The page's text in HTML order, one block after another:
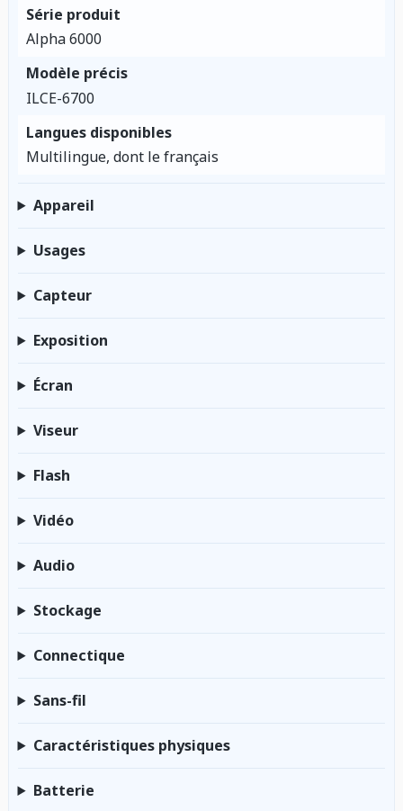
Série produit
Alpha 6000
Modèle précis
ILCE-6700
Langues disponibles
Multilingue, dont le français
Appareil
Usages
Capteur
Exposition
Écran
Viseur
Flash
Vidéo
Audio
Stockage
Connectique
Sans-fil
Caractéristiques physiques
Batterie